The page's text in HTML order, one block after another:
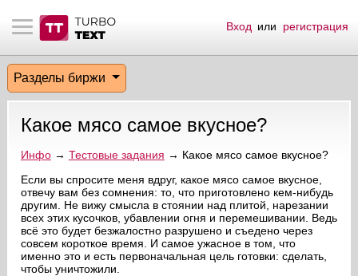
материалы
биржи
эфир
на сайте
пользователей
сообщения
по форуму
Вход или регистрация
Разделы биржи
Какое мясо самое вкусное?
Инфо→ Тестовые задания → Какое мясо самое вкусное?
Если вы спросите меня вдруг, какое мясо самое вкусное,
отвечу вам без сомнения: то, что приготовлено кем-нибудь
другим. Не вижу смысла в стоянии над плитой, нарезании
всех этих кусочков, убавлении огня и перемешивании. Ведь
всё это будет безжалостно разрушено и съедено через
совсем короткое время. И самое ужасное в том, что
именно это и есть первоначальная цель готовки: сделать,
чтобы уничтожили.